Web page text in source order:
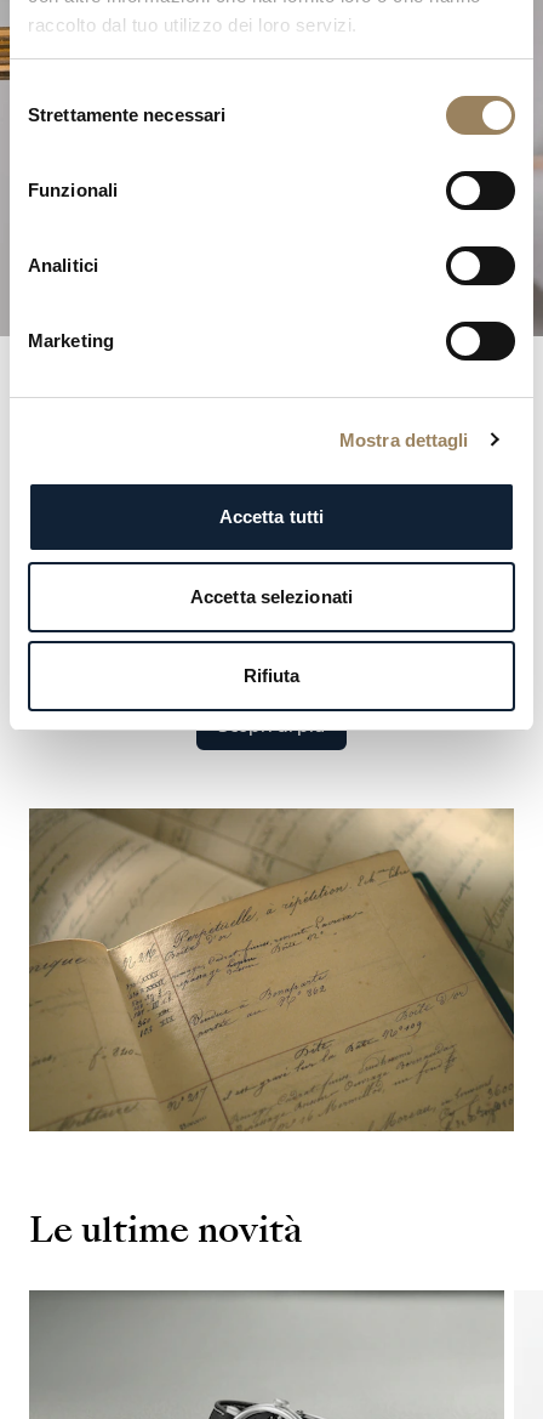
raccolto dal tuo utilizzo dei loro servizi.
delStrettamente necessari
Funzionali
Analitici
Marketing
Mostra dettagli
Accetta tutti
Accetta selezionati
Rifiuta
L'Eccellenza dell'Alta
Registri Breguet
che comprende figure illustri dai monarchi alle icone
culturali. Scoprite i grandi nomi che hanno definito il
nostro lascito e cogliete l’opportunità di aggiungere il
Scopri di più
Le ultime novità